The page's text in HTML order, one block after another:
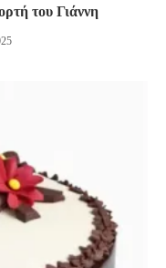
του Γιάννη